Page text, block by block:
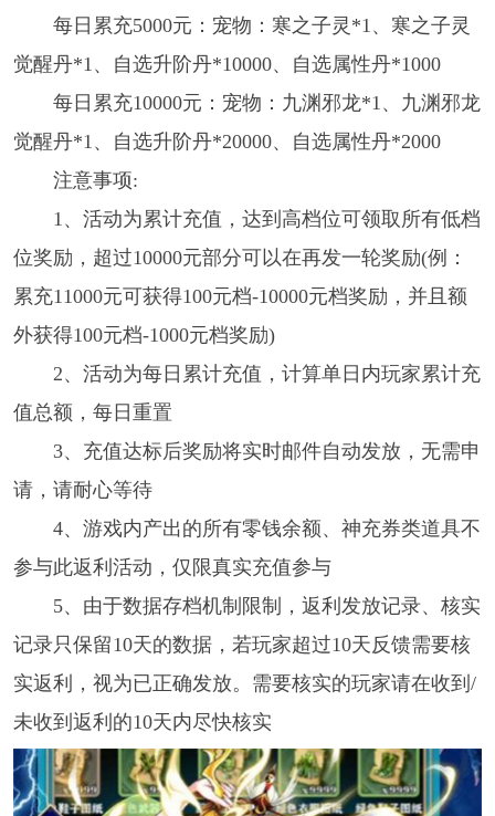
每日累充5000元：宠物：寒之子灵*1、寒之子灵
觉醒丹*1、自选升阶丹*10000、自选属性丹*1000
每日累充10000元：宠物：九渊邪龙*1、九渊邪龙
觉醒丹*1、自选升阶丹*20000、自选属性丹*2000
注意事项:
1、活动为累计充值，达到高档位可领取所有低档
位奖励，超过10000元部分可以在再发一轮奖励(例：
累充11000元可获得100元档-10000元档奖励，并且额
外获得100元档-1000元档奖励)
2、活动为每日累计充值，计算单日内玩家累计充
值总额，每日重置
3、充值达标后奖励将实时邮件自动发放，无需申
请，请耐心等待
4、游戏内产出的所有零钱余额、神充券类道具不
参与此返利活动，仅限真实充值参与
5、由于数据存档机制限制，返利发放记录、核实
记录只保留10天的数据，若玩家超过10天反馈需要核
实返利，视为已正确发放。需要核实的玩家请在收到/
未收到返利的10天内尽快核实